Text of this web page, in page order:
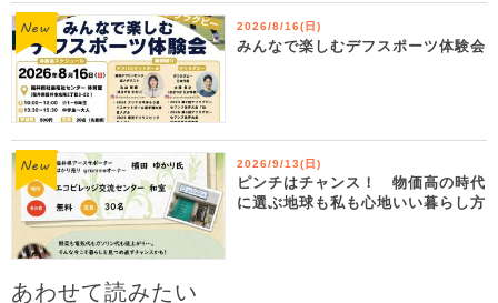
2026/8/16(日)
みんなで楽しむデフスポーツ体験会
2026/9/13(日)
ピンチはチャンス！ 物価高の時代
に選ぶ地球も私も心地いい暮らし方
あわせて読みたい